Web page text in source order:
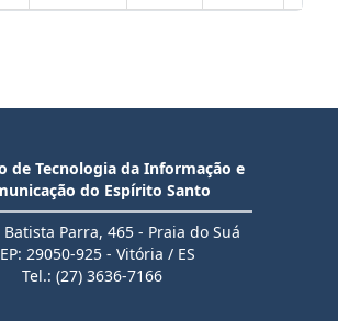
de Tecnologia da Informação e
do Espírito Santo
Batista Parra, 465 - Praia do Suá
29050-925 - Vitória / ES
Tel.: (27) 3636-7166